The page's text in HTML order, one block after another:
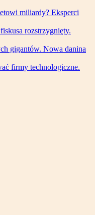
miliardy? Eksperci
rozstrzygnięty.
gigantów. Nowa danina
firmy technologiczne.